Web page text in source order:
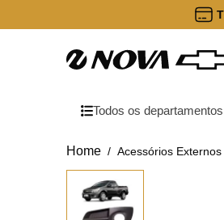
Todos os departamentos
Acessórios Externos